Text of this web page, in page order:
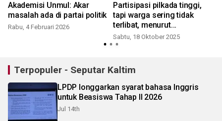
Akademisi Unmul: Akar
masalah ada di partai politik
Rabu, 4 Februari 2026
Partisipasi pilkada tinggi,
tapi warga sering tidak
terlibat, menurut
Kemendagri
Sabtu, 18 Oktober 2025
Terpopuler - Seputar Kaltim
LPDP longgarkan syarat bahasa Inggris
untuk Beasiswa Tahap II 2026
Jul 14th